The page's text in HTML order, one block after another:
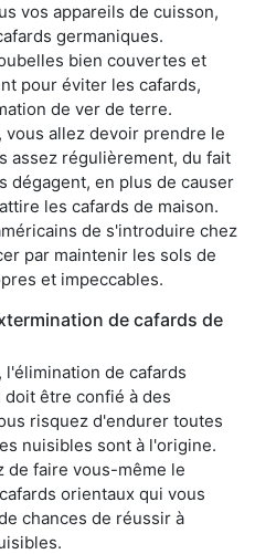
vos appareils de cuisson,
germaniques.
bien couvertes et
pour éviter les cafards,
de ver de terre.
allez devoir prendre le
assez régulièrement, du fait
dégagent, en plus de causer
les cafards de maison.
de s'introduire chez
par maintenir les sols de
et impeccables.
de cafards de
de cafards
être confié à des
risquez d'endurer toutes
nuisibles sont à l'origine.
de faire vous-même le
orientaux qui vous
chances de réussir à